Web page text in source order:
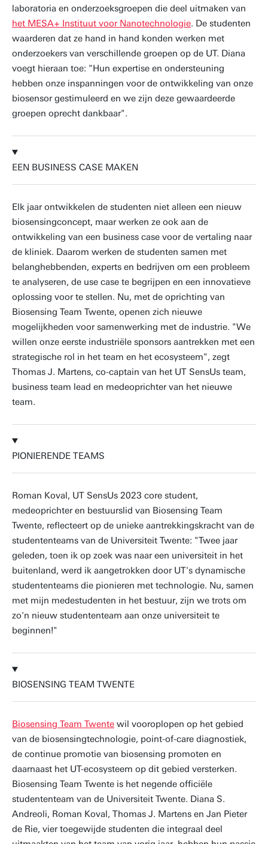
laboratoria en onderzoeksgroepen die deel uitmaken van
het MESA+ Instituut voor Nanotechnologie. De studenten
waarderen dat ze hand in hand konden werken met
onderzoekers van verschillende groepen op de UT. Diana
voegt hieraan toe: "Hun expertise en ondersteuning
hebben onze inspanningen voor de ontwikkeling van onze
biosensor gestimuleerd en we zijn deze gewaardeerde
groepen oprecht dankbaar".
EEN BUSINESS CASE MAKEN
Elk jaar ontwikkelen de studenten niet alleen een nieuw
biosensingconcept, maar werken ze ook aan de
ontwikkeling van een business case voor de vertaling naar
de kliniek. Daarom werken de studenten samen met
belanghebbenden, experts en bedrijven om een probleem
te analyseren, de use case te begrijpen en een innovatieve
oplossing voor te stellen. Nu, met de oprichting van
Biosensing Team Twente, openen zich nieuwe
mogelijkheden voor samenwerking met de industrie. "We
willen onze eerste industriële sponsors aantrekken met een
strategische rol in het team en het ecosysteem", zegt
Thomas J. Martens, co-captain van het UT SensUs team,
business team lead en medeoprichter van het nieuwe
team.
PIONIERENDE TEAMS
Roman Koval, UT SensUs 2023 core student,
medeoprichter en bestuurslid van Biosensing Team
Twente, reflecteert op de unieke aantrekkingskracht van de
studententeams van de Universiteit Twente: "Twee jaar
geleden, toen ik op zoek was naar een universiteit in het
buitenland, werd ik aangetrokken door UT's dynamische
studententeams die pionieren met technologie. Nu, samen
met mijn medestudenten in het bestuur, zijn we trots om
zo'n nieuw studententeam aan onze universiteit te
beginnen!"
BIOSENSING TEAM TWENTE
Biosensing Team Twente wil vooroplopen op het gebied
van de biosensingtechnologie, point-of-care diagnostiek,
de continue promotie van biosensing promoten en
daarnaast het UT-ecosysteem op dit gebied versterken.
Biosensing Team Twente is het negende officiële
studententeam van de Universiteit Twente. Diana S.
Andreoli, Roman Koval, Thomas J. Martens en Jan Pieter
de Rie, vier toegewijde studenten die integraal deel